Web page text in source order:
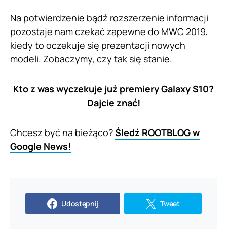
Na potwierdzenie bądź rozszerzenie informacji
pozostaje nam czekać zapewne do MWC 2019,
kiedy to oczekuje się prezentacji nowych
modeli. Zobaczymy, czy tak się stanie.
Kto z was wyczekuje już premiery Galaxy S10?
Dajcie znać!
Chcesz być na bieżąco?Śledź ROOTBLOG w
Google News!
Udostępnij Tweet